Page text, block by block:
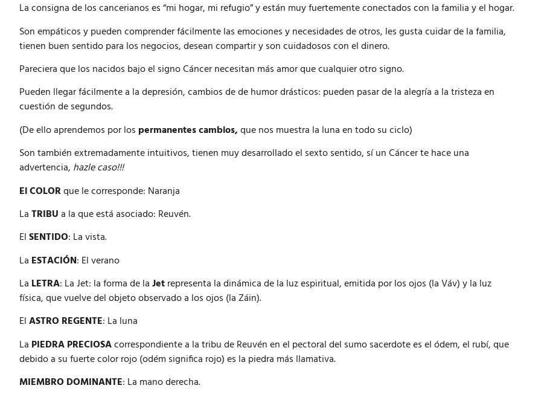
La consigna de los cancerianos es “mi hogar, mi refugio” y están muy fuertemente conectados con la familia y el hogar.
Son empáticos y pueden comprender fácilmente las emociones y necesidades de otros, les gusta cuidar de la familia,
tienen buen sentido para los negocios, desean compartir y son cuidadosos con el dinero.
Pareciera que los nacidos bajo el signo Cáncer necesitan más amor que cualquier otro signo.
Pueden llegar fácilmente a la depresión, cambios de de humor drásticos: pueden pasar de la alegría a la tristeza en
cuestión de segundos.
(De ello aprendemos por los permanentes cambios,que nos muestra la luna en todo su ciclo)
Son también extremadamente intuitivos, tienen muy desarrollado el sexto sentido, sí un Cáncer te hace una
advertencia, hazle caso!!!
El COLORque le corresponde: Naranja
LaTRIBUa la que está asociado: Reuvén.
ElSENTIDO: La vista.
La ESTACIÓN: El verano
La LETRA: La Jet: la forma de laJetrepresenta la dinámica de la luz espiritual, emitida por los ojos (la Váv) y la luz
física, que vuelve del objeto observado a los ojos (la Záin).
ElASTRO REGENTE: La luna
La PIEDRA PRECIOSAcorrespondiente a la tribu de Reuvén en el pectoral del sumo sacerdote es el ódem, el rubí, que
debido a su fuerte color rojo (odém significa rojo) es la piedra más llamativa.
MIEMBRO DOMINANTE: La mano derecha.